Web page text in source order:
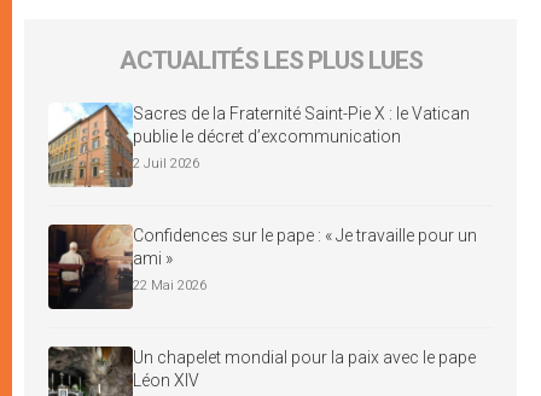
ACTUALITÉS LES PLUS LUES
Sacres de la Fraternité Saint-Pie X : le Vatican
publie le décret d’excommunication
2 Juil 2026
Confidences sur le pape : « Je travaille pour un
ami »
22 Mai 2026
Un chapelet mondial pour la paix avec le pape
Léon XIV